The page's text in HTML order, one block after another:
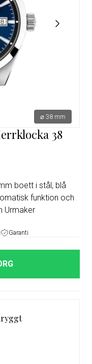
⌀ 38 mm
38
boett i stål, blå
funktion och
Urmaker
Garanti